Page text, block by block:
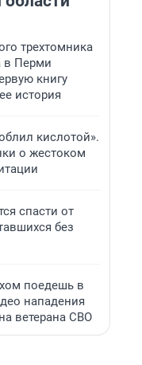
трехтомника
в Перми
книгу
история
кислотой».
о жестоком
спасти от
без
поедешь в
нападения
ветерана СВО